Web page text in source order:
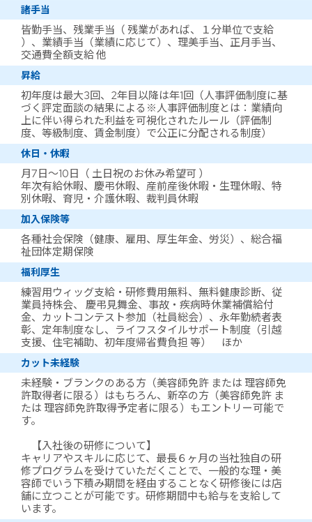
諸手当
皆勤手当、残業手当（ 残業があれば、１分単位で支給
）、業績手当（業績に応じて）、理美手当、正月手当、
交通費全額支給 他
昇給
初年度は最大3回、2年目以降は年1回（人事評価制度に基
づく評定面談の結果による※人事評価制度とは：業績向
上に伴い得られた利益を可視化されたルール（評価制
度、等級制度、賃金制度）で公正に分配される制度）
休日・休暇
月7日～10日（ 土日祝のお休み希望可 ）
年次有給休暇、慶弔休暇、産前産後休暇・生理休暇、特
別休暇、育児・介護休暇、裁判員休暇
加入保険等
各種社会保険（健康、雇用、厚生年金、労災）、総合福
祉団体定期保険
福利厚生
練習用ウィッグ支給・研修費用無料、無料健康診断、従
業員持株会、 慶弔見舞金、事故・疾病時休業補償給付
金、カットコンテスト参加（社員総会）、永年勤続者表
彰、定年制度なし、ライフスタイルサポート制度（引越
支援、住宅補助、初年度帰省費負担 等） ほか
カット未経験
未経験・ブランクのある方（美容師免許 または 理容師免
許取得者に限る）はもちろん、新卒の方（美容師免許 ま
たは 理容師免許取得予定者に限る）もエントリー可能で
す。
【入社後の研修について】
キャリアやスキルに応じて、最長６ヶ月の当社独自の研
修プログラムを受けていただくことで、一般的な理・美
容師でいう下積み期間を経由することなく研修後には店
舗に立つことが可能です。研修期間中も給与を支給して
います。